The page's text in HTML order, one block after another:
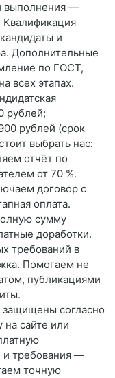
выполнения —
и
Дополнительные
по ГОСТ,
всех этапах.
рублей;
рублей (срок
выбрать нас:
отчёт по
от 70 %.
договор с
оплата.
сумму
доработки.
требований в
Помогаем не
публикациями
согласно
на сайте или
и требования —
точную